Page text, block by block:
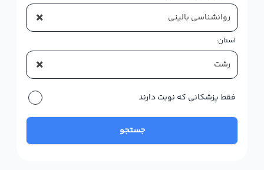
× روانشناسی بالینی
استان:
× رشت
فقط پزشکانی که نوبت دارند
جستجو